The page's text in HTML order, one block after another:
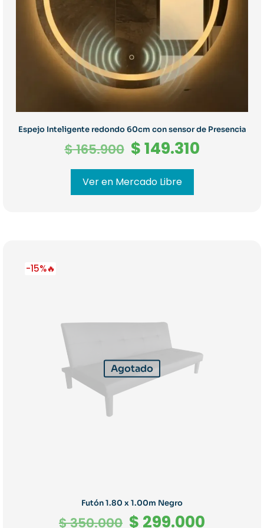
Espejo Inteligente redondo 60cm con sensor de Presencia
$165.900 El
precio
original
era:
$149.310El
Ver en Mercado Libre
-15%🔥
Agotado
Futón 1.80 x 1.00m Negro
$350.000 El
$ 299.000